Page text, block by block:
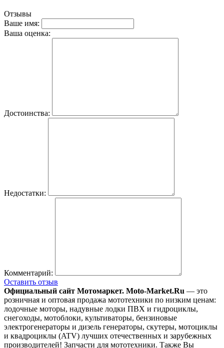
Отзывы
Ваше имя:
Ваша оценка:
Достоинства:
Недостатки:
Комментарий:
Оставить отзыв
Официальный сайт Мотомаркет. Moto-Market.Ru — это
розничная и оптовая продажа мототехники по низким ценам:
лодочные моторы, надувные лодки ПВХ и гидроциклы,
снегоходы, мотоблоки, культиваторы, бензиновые
электрогенераторы и дизель генераторы, скутеры, мотоциклы
и квадроциклы (ATV) лучших отечественных и зарубежных
производителей! Запчасти для мототехники. Также Вы